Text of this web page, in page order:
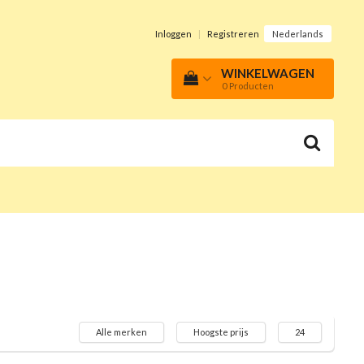
Inloggen | Registreren Nederlands
WINKELWAGEN
0 Producten
Alle merken Hoogste prijs 24